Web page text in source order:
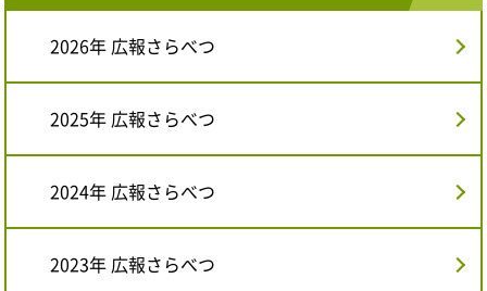
2026年 広報さらべつ
2025年 広報さらべつ
2024年 広報さらべつ
2023年 広報さらべつ